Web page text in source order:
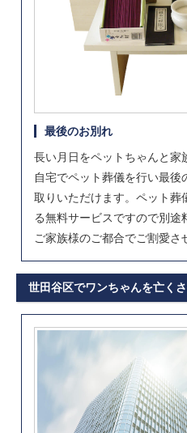
最後のお別れ
長い月日をペットちゃんと家
自宅でペット葬儀を行い最後
取りいただけます。ペット葬
る無料サービスですので別途
ご家族様のご都合でご割愛さ
世田谷区でワンちゃんを亡く